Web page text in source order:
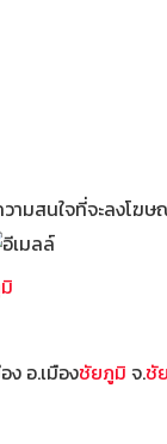
ามสนใจที่จะลงโ
ง อ.เมืองชัยภูมิ จ.ชั